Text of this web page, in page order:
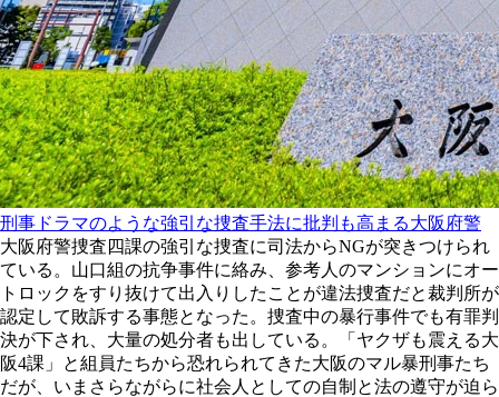
刑事ドラマのような強引な捜査手法に批判も高まる大阪府警
大阪府警捜査四課の強引な捜査に司法からNGが突きつけられ
ている。山口組の抗争事件に絡み、参考人のマンションにオー
トロックをすり抜けて出入りしたことが違法捜査だと裁判所が
認定して敗訴する事態となった。捜査中の暴行事件でも有罪判
決が下され、大量の処分者も出している。「ヤクザも震える大
阪4課」と組員たちから恐れられてきた大阪のマル暴刑事たち
だが、いまさらながらに社会人としての自制と法の遵守が迫ら